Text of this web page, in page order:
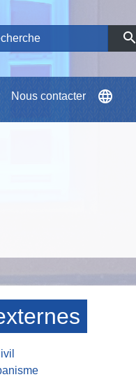
search
Nous contacter language